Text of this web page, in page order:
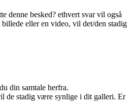
denne besked? ethvert svar vil også
eller en video, vil det/den stadig
din samtale herfra.
de stadig være synlige i dit galleri. Er